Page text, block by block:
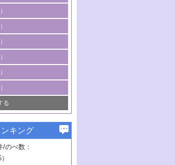
やCO 資源化のための
近の研究
論会（2026年）
の水分解技術に関す
脂の精密合成に関す
効率的変換を実現す
究動向
成と応用における研
面
論会（2025年）
用した固体触媒研究
目指した酸化触媒プ
放射光および中性子
析技術の最先端
からのお知らせ
論会（2023年）
媒機能
ミカルリサイクルの
化合物を基盤とした
酸素欠陥を利用した
エネルギー変換反応
環のための触媒・機
COを用いるケミカル
めの合金触媒開発
減および有効活用のた
発信企画～とびたて
ち～（1）
ち～（2）
・ユースを志向した
用した触媒的分子変
いた触媒の新展開
用いた触媒開発
トラルに向けた電解
論会（2021年・オン
のみ）
欠陥構造のキャラク
に資するクリーンな
触媒化学
水分解の最新の研究
ロセスを支えるマイ
着目した触媒プロセ
素サプライチェーンに
向
に関する最近の研究
品製造のための触媒
新の研究動向
の有用化学品合成
スター触媒の最前線
画
イト合成技術
における電気化学的
，触媒
の開発と触媒反応プ
る
の高分子を生み出す触
化成品製造に向けた触
かかわる触媒技術の新
キング
/のべ数：